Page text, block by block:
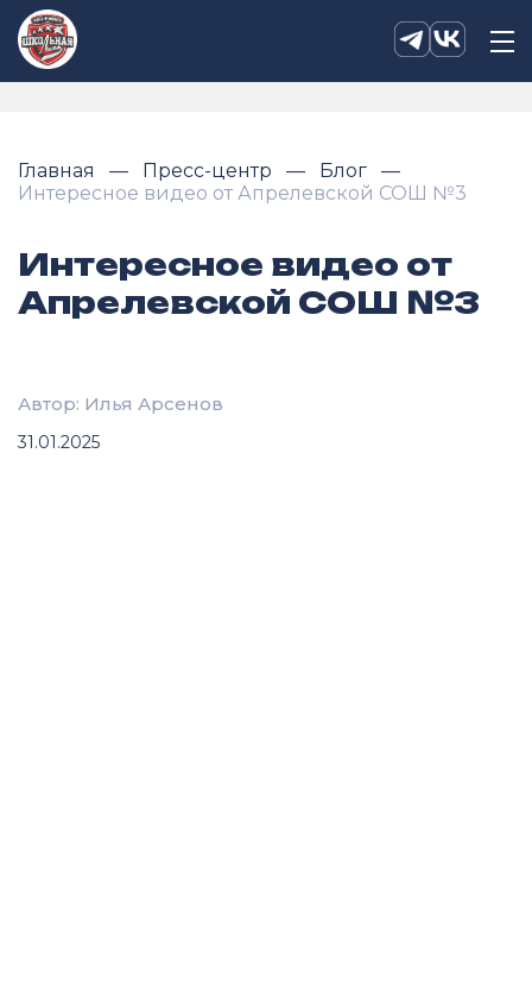
Главная Пресс-центр
Блог
Интересное видео от Апрелевской СОШ №3
Интересное видео от
Апрелевской СОШ №3
Автор: Илья Арсенов
31.01.2025